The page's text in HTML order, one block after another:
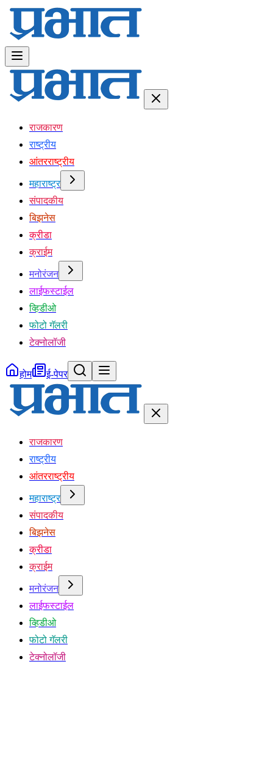
राजकारण
राष्ट्रीय
आंतरराष्ट्रीय
महाराष्ट्र
संपादकीय
बिझनेस
क्रीडा
क्राईम
मनोरंजन
लाईफस्टाईल
व्हिडीओ
फोटो गॅलरी
टेक्नोलॉजी
होम ई-पेपर
राजकारण
राष्ट्रीय
आंतरराष्ट्रीय
महाराष्ट्र
संपादकीय
बिझनेस
क्रीडा
क्राईम
मनोरंजन
लाईफस्टाईल
व्हिडीओ
फोटो गॅलरी
टेक्नोलॉजी